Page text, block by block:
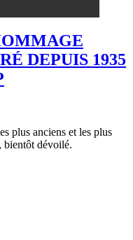
DEPUIS 1935
plus anciens et les plus
bientôt dévoilé.